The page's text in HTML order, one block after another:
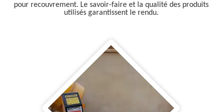
pour recouvrement. Le savoir-faire et la qualité des produits
utilisés garantissent le rendu.